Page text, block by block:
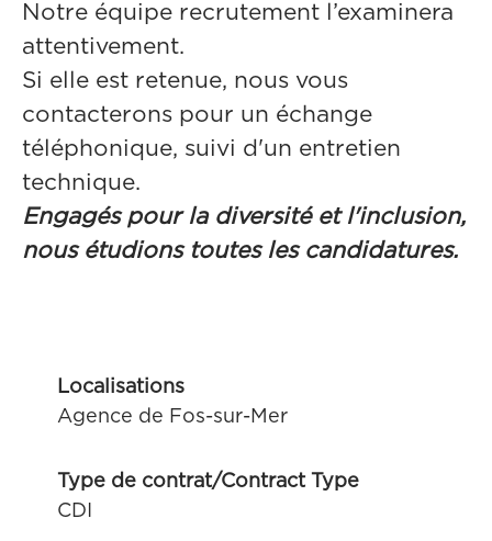
Notre équipe recrutement l’examinera
attentivement.
Si elle est retenue, nous vous
contacterons pour un échange
téléphonique, suivi d'un entretien
technique.
Engagés pour la diversité et l'inclusion,
nous étudions toutes les candidatures.
Localisations
Agence de Fos-sur-Mer
Type de contrat/Contract Type
CDI